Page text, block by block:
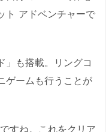
ト アドベンチャーで
」も搭載。リングコ
ゲームも行うことが
すね。これをクリア